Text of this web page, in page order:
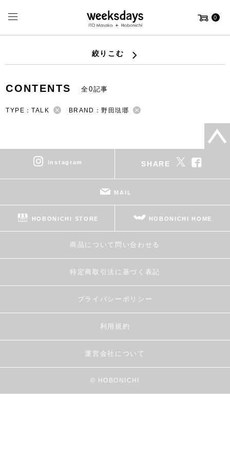
0
絞りこむ
CONTENTS 全0記事
TYPE：TALK BRAND：野田琺瑯
instagram SHARE
MAIL
HOBONICHI STORE HOBONICHI HOME
商品について問い合わせる
特定商取引法に基づく表記
プライバシーポリシー
利用規約
運営会社について
© HOBONICHI